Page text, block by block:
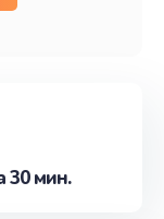
30 мин.